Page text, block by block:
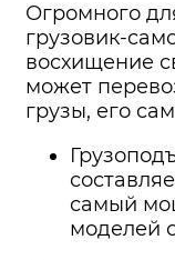
Огромного
грузовик-
восхищение
может
грузы, его
самый
моделей